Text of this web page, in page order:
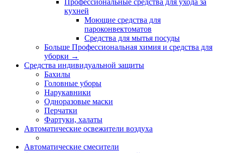
Профессиональные средства для ухода за
кухней
Моющие средства для
пароконвектоматов
Средства для мытья посуды
Больше Профессиональная химия и средства для
уборки →
Средства индивидуальной защиты
Бахилы
Головные уборы
Нарукавники
Одноразовые маски
Перчатки
Фартуки, халаты
Автоматические освежители воздуха
Автоматические смесители